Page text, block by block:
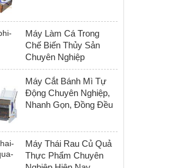
Máy Làm Cá Trong
Chế Biến Thủy Sản
Chuyên Nghiệp
Máy Cắt Bánh Mì Tự
Động Chuyên Nghiệp,
Nhanh Gọn, Đồng Đều
Máy Thái Rau Củ Quả
Thực Phẩm Chuyên